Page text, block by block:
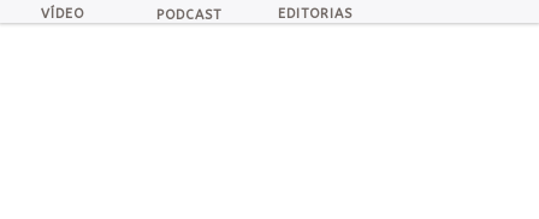
VÍDEO PODCAST EDITORIAS